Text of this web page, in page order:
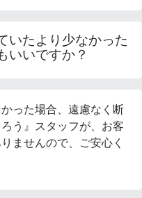
いたより少なかった
いいですか？
った場合、遠慮なく断
う』スタッフが、お客
ませんので、ご安心く